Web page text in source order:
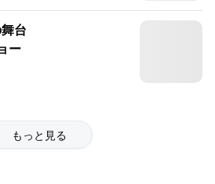
台
ー
もっと見る